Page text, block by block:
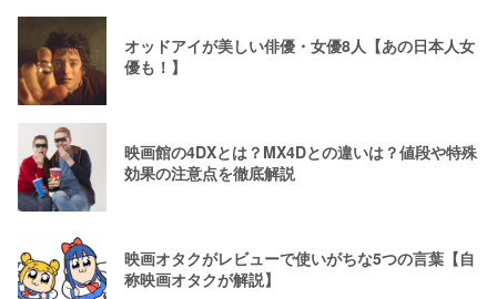
オッドアイが美しい俳優・女優8人【あの日本人女
優も！】
映画館の4DXとは？MX4Dとの違いは？値段や特殊
効果の注意点を徹底解説
映画オタクがレビューで使いがちな5つの言葉【自
称映画オタクが解説】